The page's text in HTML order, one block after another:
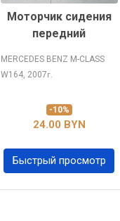
Моторчик сидения
передний
MERCEDES BENZ M-CLASS
W164, 2007г.
-10%
24.00 BYN
Быстрый просмотр